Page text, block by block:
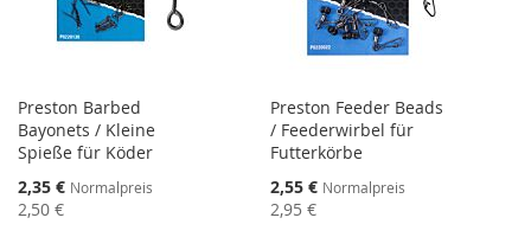
Preston Barbed
Bayonets / Kleine
Spieße für Köder
Sonderangebot
2,35 € Normalpreis
2,50 €
Preston Feeder Beads
/ Feederwirbel für
Futterkörbe
Sonderangebot
2,55 € Normalpreis
2,95 €